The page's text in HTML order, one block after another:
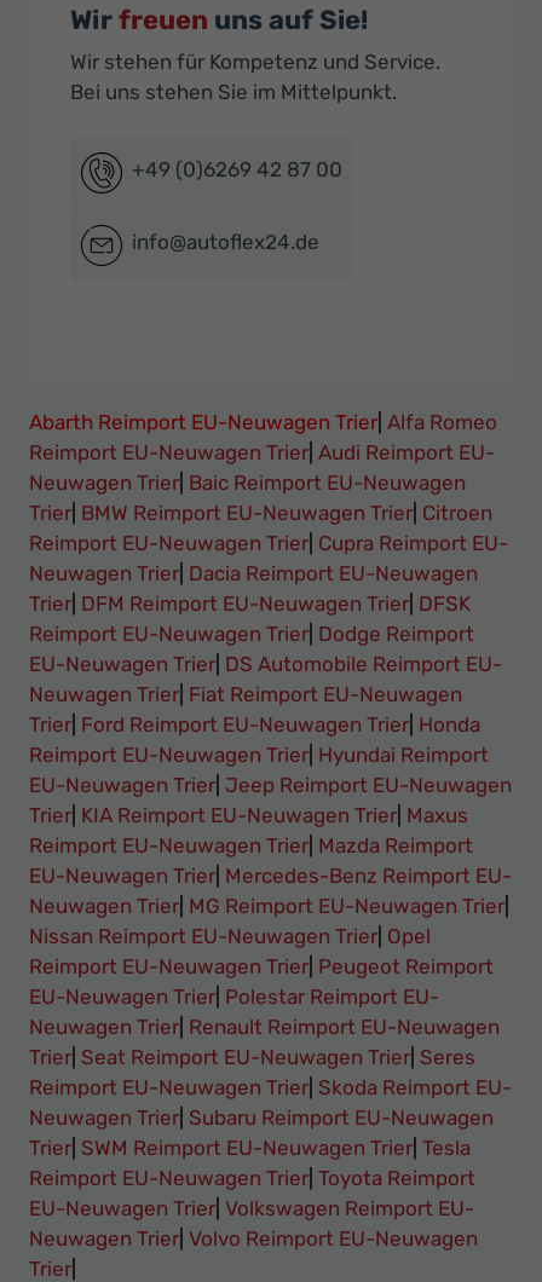
Wirfreuen uns auf Sie!
Wir stehen für Kompetenz und Service.
Bei uns stehen Sie im Mittelpunkt.
+49 (0)6269 42 87 00
info@autoflex24.de
Abarth Reimport EU-Neuwagen Trier Alfa Romeo
Reimport EU-Neuwagen Trier Audi Reimport EU-
Neuwagen Trier Baic Reimport EU-Neuwagen
Trier BMW Reimport EU-Neuwagen Trier Citroen
Reimport EU-Neuwagen Trier Cupra Reimport EU-
Neuwagen Trier Dacia Reimport EU-Neuwagen
Trier DFM Reimport EU-Neuwagen Trier DFSK
Reimport EU-Neuwagen Trier Dodge Reimport
EU-Neuwagen Trier DS Automobile Reimport EU-
Neuwagen Trier Fiat Reimport EU-Neuwagen
Trier Ford Reimport EU-Neuwagen Trier Honda
Reimport EU-Neuwagen Trier Hyundai Reimport
EU-Neuwagen Trier Jeep Reimport EU-Neuwagen
Trier KIA Reimport EU-Neuwagen Trier Maxus
Reimport EU-Neuwagen Trier Mazda Reimport
EU-Neuwagen Trier Mercedes-Benz Reimport EU-
Neuwagen Trier MG Reimport EU-Neuwagen Trier
Nissan Reimport EU-Neuwagen Trier Opel
Reimport EU-Neuwagen Trier Peugeot Reimport
EU-Neuwagen Trier Polestar Reimport EU-
Neuwagen Trier Renault Reimport EU-Neuwagen
Trier Seat Reimport EU-Neuwagen Trier Seres
Reimport EU-Neuwagen Trier Skoda Reimport EU-
Neuwagen Trier Subaru Reimport EU-Neuwagen
Trier SWM Reimport EU-Neuwagen Trier Tesla
Reimport EU-Neuwagen Trier Toyota Reimport
EU-Neuwagen Trier Volkswagen Reimport EU-
Neuwagen Trier Volvo Reimport EU-Neuwagen
Trier